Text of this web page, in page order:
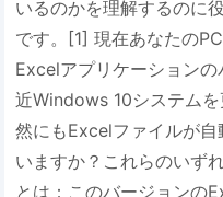
いるのかを理解するのに
です。[1] 現在あなたの
Excelアプリケーション
近Windows 10システム
然にもExcelファイルが
いますか？これらのいず
とは：このバージョンの